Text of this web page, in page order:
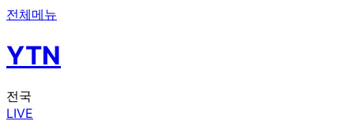
전체메뉴
YTN
전국
LIVE